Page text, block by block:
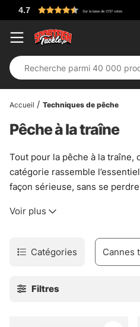
Accueil Techniques de pêche
Pêche à la traîne
Tout pour la pêche à la traîne,
catégorie rassemble
façon sérieuse, sans se
downriggers et supports de
quand les heures défilent et
derrière le bateau.
canne bien choisie, un
Voir plus
Catégories Cannes
Filtres